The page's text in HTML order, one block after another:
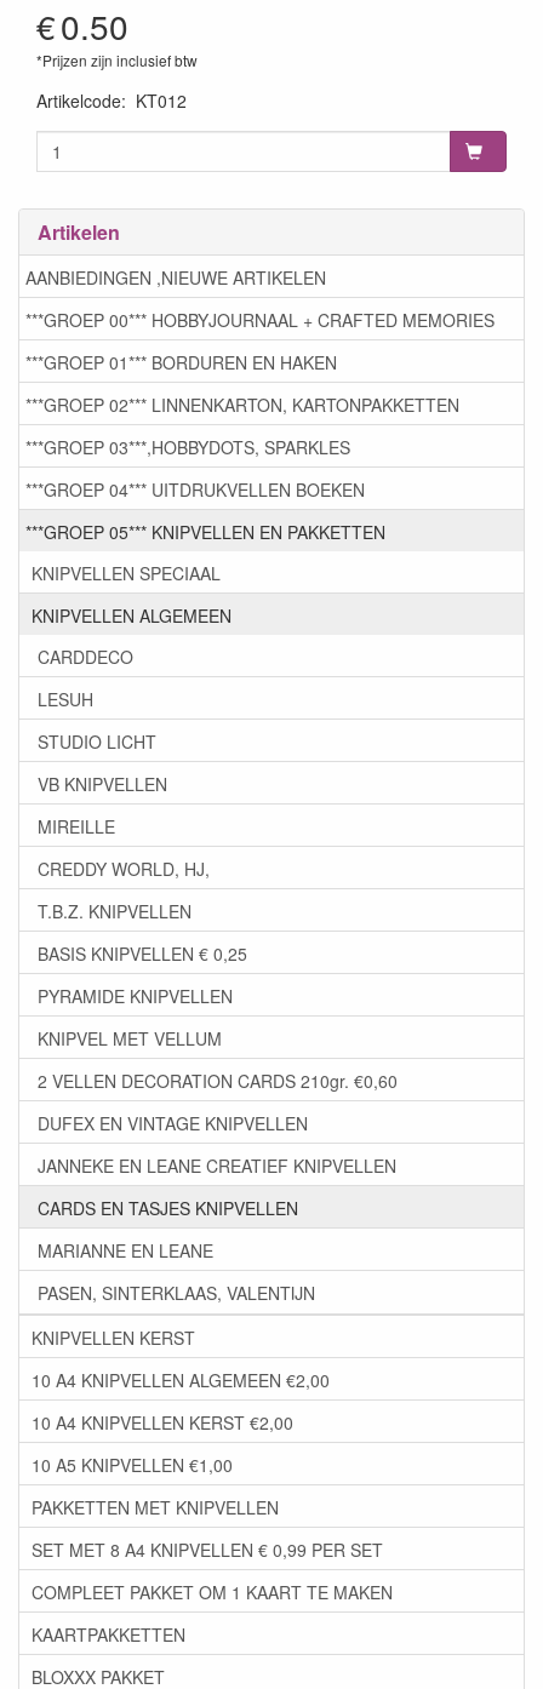
€0.50
*Prijzen zijn inclusief btw
Artikelcode: KT012
Artikelen
AANBIEDINGEN ,NIEUWE ARTIKELEN
***GROEP 00*** HOBBYJOURNAAL + CRAFTED MEMORIES
***GROEP 01*** BORDUREN EN HAKEN
***GROEP 02*** LINNENKARTON, KARTONPAKKETTEN
***GROEP 03***,HOBBYDOTS, SPARKLES
***GROEP 04*** UITDRUKVELLEN BOEKEN
***GROEP 05*** KNIPVELLEN EN PAKKETTEN
KNIPVELLEN SPECIAAL
KNIPVELLEN ALGEMEEN
CARDDECO
LESUH
STUDIO LICHT
VB KNIPVELLEN
MIREILLE
CREDDY WORLD, HJ,
T.B.Z. KNIPVELLEN
BASIS KNIPVELLEN € 0,25
PYRAMIDE KNIPVELLEN
KNIPVEL MET VELLUM
2 VELLEN DECORATION CARDS 210gr. €0,60
DUFEX EN VINTAGE KNIPVELLEN
JANNEKE EN LEANE CREATIEF KNIPVELLEN
CARDS EN TASJES KNIPVELLEN
MARIANNE EN LEANE
PASEN, SINTERKLAAS, VALENTIJN
KNIPVELLEN KERST
10 A4 KNIPVELLEN ALGEMEEN €2,00
10 A4 KNIPVELLEN KERST €2,00
10 A5 KNIPVELLEN €1,00
PAKKETTEN MET KNIPVELLEN
SET MET 8 A4 KNIPVELLEN € 0,99 PER SET
COMPLEET PAKKET OM 1 KAART TE MAKEN
KAARTPAKKETTEN
BLOXXX PAKKET